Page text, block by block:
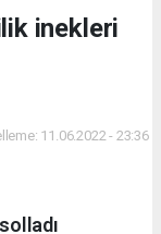
inekleri
11.06.2022 - 23:36